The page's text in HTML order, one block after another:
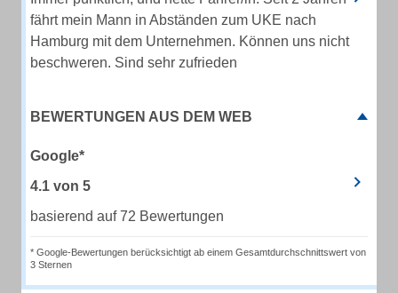
fährt mein Mann in Abständen zum UKE nach
Hamburg mit dem Unternehmen. Können uns nicht
beschweren. Sind sehr zufrieden
BEWERTUNGEN AUS DEM WEB
Google*
4.1 von 5
basierend auf 72 Bewertungen
* Google-Bewertungen berücksichtigt ab einem Gesamtdurchschnittswert von
3 Sternen